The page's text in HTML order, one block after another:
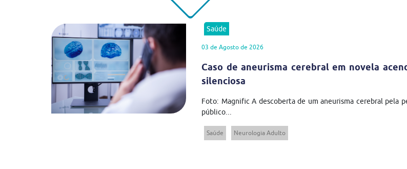
Saúde
03 de Agosto de 2026
Caso de aneurisma cerebral em novela
silenciosa
Foto: Magnific A descoberta de um aneurisma cerebral pela
público...
Saúde Neurologia Adulto